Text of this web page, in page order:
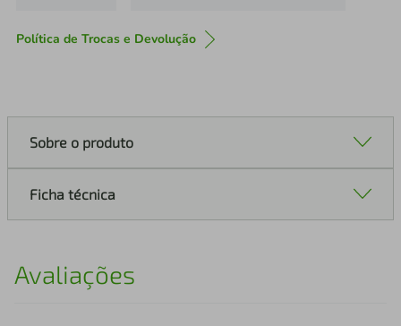
Política de Trocas e Devolução
Sobre o produto
Ficha técnica
Avaliações